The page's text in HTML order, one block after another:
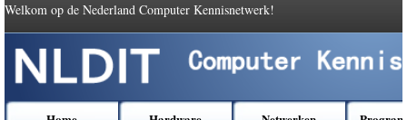
Welkom op de Nederland Computer Kennisnetwerk!